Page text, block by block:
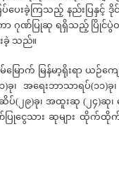
ပေးခဲ့ကြသည့် နည်းပြနှင့်
ဂုဏ်ပြုဆု ရရှိသည့် ပြိုင်ပွဲဝင်
းခဲ့ သည်။
ာက် မြန်မာ့ရိုးရာ ယဉ်က
အရေးဘာသာရပ်(၁၁)ခု၊
ဆိပ်(၂၉)ခု၊ အထူးဆု (၂၄)ဆု၊
ြုငွေသား ဆုများ ထိုက်ထိုက်